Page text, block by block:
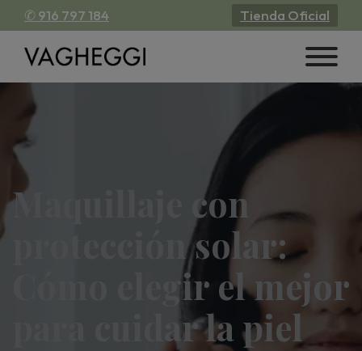
✆ 916 797 184 Tienda Oficial
Maquillaje con
protección solar:
Cómo elegir el mejor
para cuidar la piel